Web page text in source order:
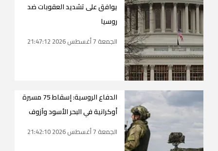
يوافق على تشديد العقوبات ضد
روسيا
الجمعة 7 أغسطس 2026 21:47:12
الدفاع الروسية: إسقاط 75 مسيرة
أوكرانية في البحر الأسود وآزوف
الجمعة 7 أغسطس 2026 21:42:10